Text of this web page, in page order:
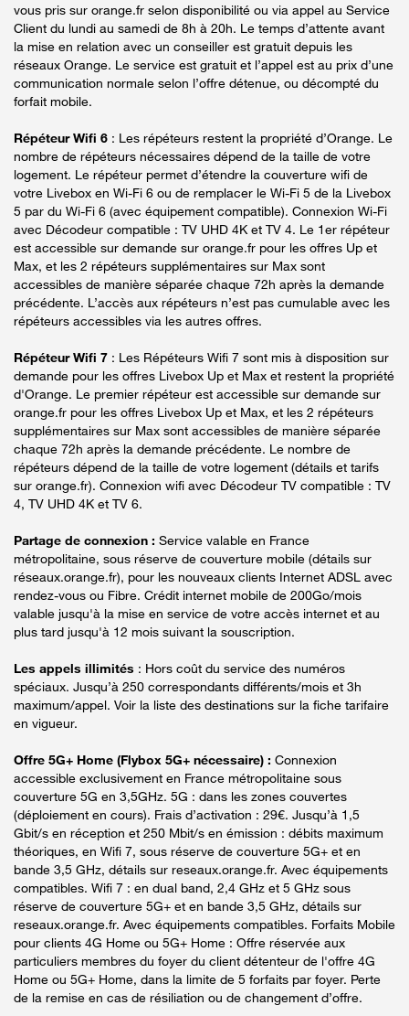
vous pris sur orange.fr selon disponibilité ou via appel au Service
Client du lundi au samedi de 8h à 20h. Le temps d’attente avant
la mise en relation avec un conseiller est gratuit depuis les
réseaux Orange. Le service est gratuit et l’appel est au prix d’une
communication normale selon l’offre détenue, ou décompté du
forfait mobile.
Répéteur Wifi 6 : Les répéteurs restent la propriété d’Orange. Le
nombre de répéteurs nécessaires dépend de la taille de votre
logement. Le répéteur permet d’étendre la couverture wifi de
votre Livebox en Wi-Fi 6 ou de remplacer le Wi-Fi 5 de la Livebox
5 par du Wi-Fi 6 (avec équipement compatible). Connexion Wi-Fi
avec Décodeur compatible : TV UHD 4K et TV 4. Le 1er répéteur
est accessible sur demande sur orange.fr pour les offres Up et
Max, et les 2 répéteurs supplémentaires sur Max sont
accessibles de manière séparée chaque 72h après la demande
précédente. L’accès aux répéteurs n’est pas cumulable avec les
répéteurs accessibles via les autres offres.
Répéteur Wifi 7 : Les Répéteurs Wifi 7 sont mis à disposition sur
demande pour les offres Livebox Up et Max et restent la propriété
d'Orange. Le premier répéteur est accessible sur demande sur
orange.fr pour les offres Livebox Up et Max, et les 2 répéteurs
supplémentaires sur Max sont accessibles de manière séparée
chaque 72h après la demande précédente. Le nombre de
répéteurs dépend de la taille de votre logement (détails et tarifs
sur orange.fr). Connexion wifi avec Décodeur TV compatible : TV
4, TV UHD 4K et TV 6.
Partage de connexion : Service valable en France
métropolitaine, sous réserve de couverture mobile (détails sur
réseaux.orange.fr), pour les nouveaux clients Internet ADSL avec
rendez-vous ou Fibre. Crédit internet mobile de 200Go/mois
valable jusqu'à la mise en service de votre accès internet et au
plus tard jusqu'à 12 mois suivant la souscription.
Les appels illimités : Hors coût du service des numéros
spéciaux. Jusqu’à 250 correspondants différents/mois et 3h
maximum/appel. Voir la liste des destinations sur la fiche tarifaire
en vigueur.
Offre 5G+ Home (Flybox 5G+ nécessaire) : Connexion
accessible exclusivement en France métropolitaine sous
couverture 5G en 3,5GHz. 5G : dans les zones couvertes
(déploiement en cours). Frais d’activation : 29€. Jusqu’à 1,5
Gbit/s en réception et 250 Mbit/s en émission : débits maximum
théoriques, en Wifi 7, sous réserve de couverture 5G+ et en
bande 3,5 GHz, détails sur reseaux.orange.fr. Avec équipements
compatibles. Wifi 7 : en dual band, 2,4 GHz et 5 GHz sous
réserve de couverture 5G+ et en bande 3,5 GHz, détails sur
reseaux.orange.fr. Avec équipements compatibles. Forfaits Mobile
pour clients 4G Home ou 5G+ Home : Offre réservée aux
particuliers membres du foyer du client détenteur de l'offre 4G
Home ou 5G+ Home, dans la limite de 5 forfaits par foyer. Perte
de la remise en cas de résiliation ou de changement d’offre.